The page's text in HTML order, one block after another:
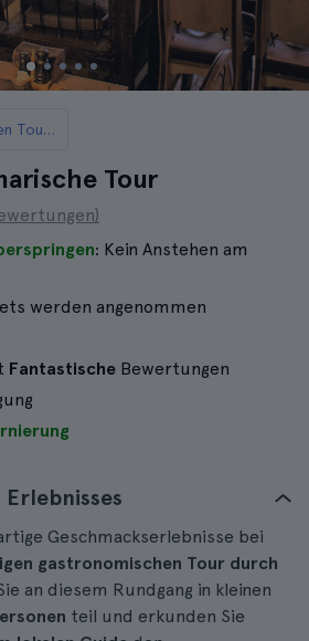
Die 9 besten Touren in Hamburg
Tour
: Kein Anstehen am
werden angenommen
Fantastische Bewertungen
Geschmackserlebnisse bei
gastronomischen Tour durch
an diesem Rundgang in kleinen
teil und erkunden Sie